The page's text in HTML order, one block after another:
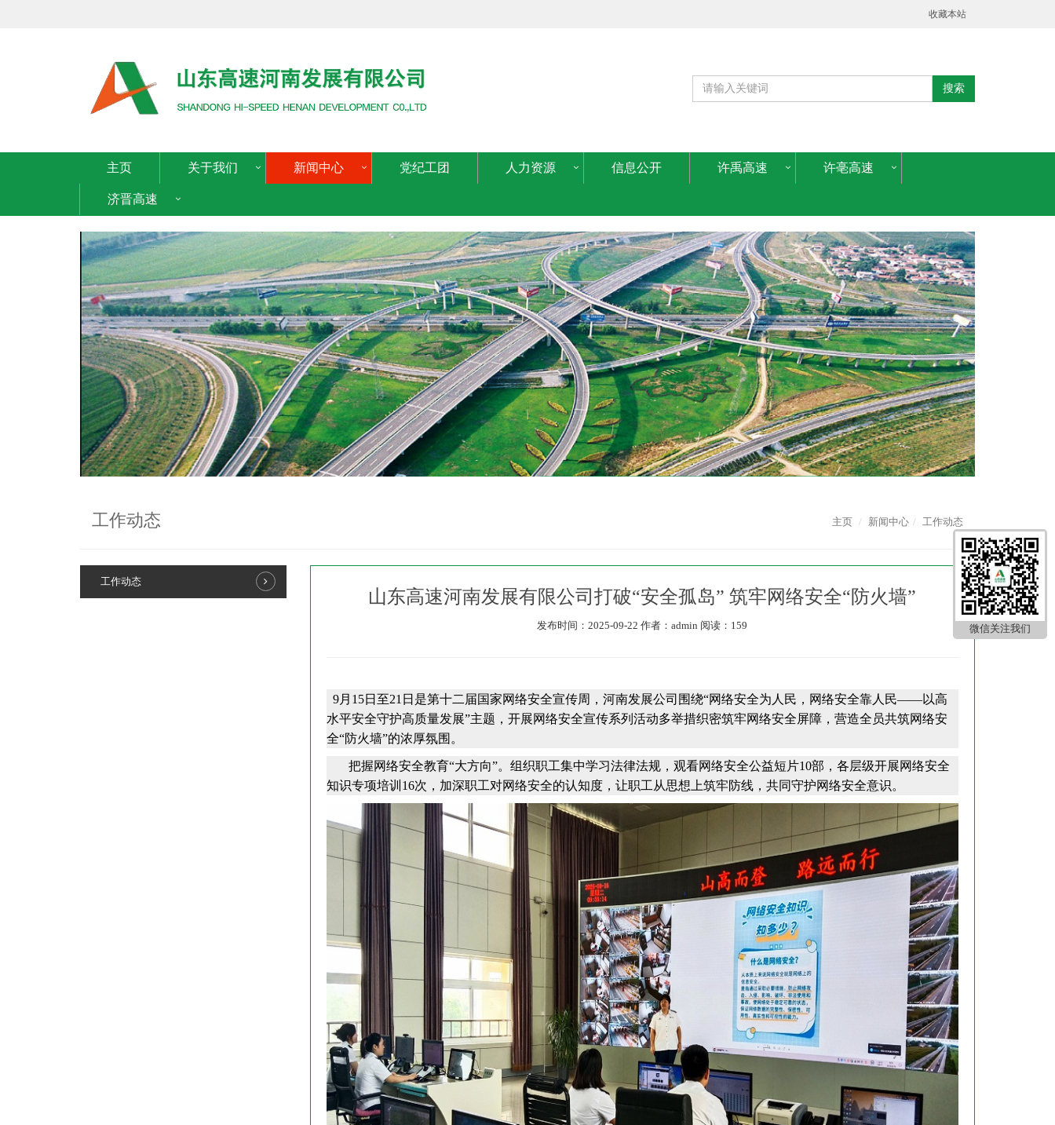
收藏本站
搜索
主页 关于我们 新闻中心 党纪工团 人力资源 信息公开 许禹高速 许亳高速
济晋高速
工作动态 主页 新闻中心 工作动态
工作动态
山东高速河南发展有限公司打破“安全孤岛” 筑牢网络安全“防火墙”
发布时间：2025-09-22 作者：admin 阅读：159
9月15日至21日是第十二届国家网络安全宣传周，河南发展公司围绕“网络安全为人民，网络安全靠人民——以高
水平安全守护高质量发展”主题，开展网络安全宣传系列活动多举措织密筑牢网络安全屏障，营造全员共筑网络安
全“防火墙”的浓厚氛围。
把握网络安全教育“大方向”。组织职工集中学习法律法规，观看网络安全公益短片10部，各层级开展网络安全
知识专项培训16次，加深职工对网络安全的认知度，让职工从思想上筑牢防线，共同守护网络安全意识。
微信关注我们